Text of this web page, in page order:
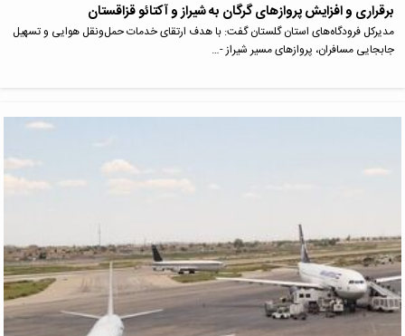
برقراری و افزایش پروازهای گرگان به شیراز و آکتائو قزاقستان
مدیرکل فرودگاه‌های استان گلستان گفت: با هدف ارتقای خدمات حمل‌ونقل هوایی و تسهیل
جابجایی مسافران، پروازهای مسیر شیراز -…